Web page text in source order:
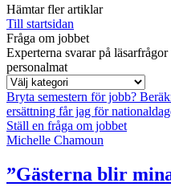
Hämtar fler artiklar
Till startsidan
Fråga om jobbet
Experterna svarar på
personalmat
Bryta semestern för jobb?
ersättning får jag för
Ställ en fråga om jobbet
Michelle Chamoun
”Gästerna blir